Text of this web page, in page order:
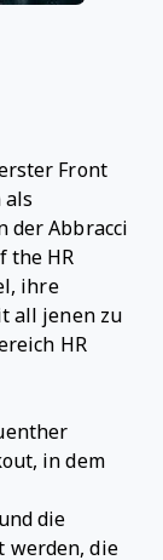
Front
als
der Abbracci
the HR
ihre
all jenen zu
HR
in dem
die
werden, die